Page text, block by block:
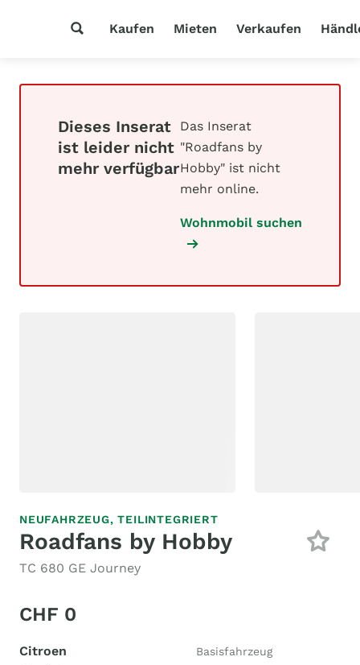
Kaufen Mieten Verkaufen
Dieses Inserat
ist leider nicht
mehr verfügbar
Das Inserat
"Roadfans by
Hobby" ist nicht
mehr online.
Wohnmobil suchen
NEUFAHRZEUG,TEILINTEGRIERT
Roadfans by Hobby
TC 680 GE Journey
CHF 0
Citroen Basisfahrzeug